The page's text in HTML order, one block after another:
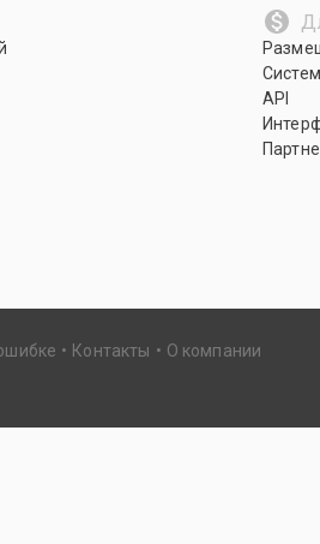
API
Контакты О компании